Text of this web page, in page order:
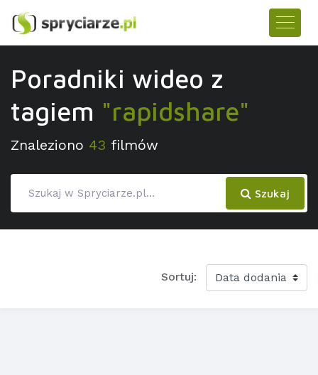
Poradniki wideo z
tagiem "rapidshare"
Znaleziono 43 filmów
Szukaj
Sortuj: